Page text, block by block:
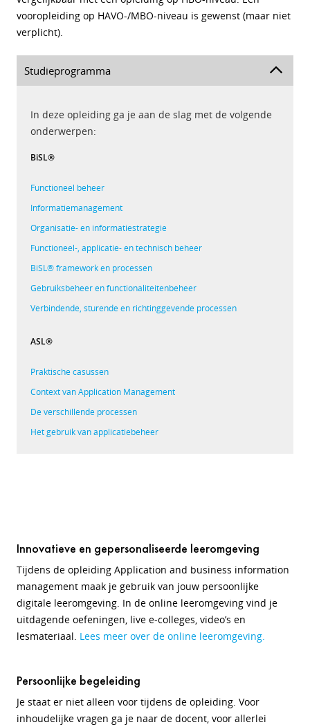
vooropleiding op HAVO-/MBO-niveau is gewenst (maar niet
verplicht).
Studieprogramma
In deze opleiding ga je aan de slag met de volgende
onderwerpen:
BiSL®
Functioneel beheer
Informatiemanagement
Organisatie- en informatiestrategie
Functioneel-, applicatie- en technisch beheer
BiSL® framework en processen
Gebruiksbeheer en functionaliteitenbeheer
Verbindende, sturende en richtinggevende processen
ASL®
Praktische casussen
Context van Application Management
De verschillende processen
Het gebruik van applicatiebeheer
Innovatieve en gepersonaliseerde leeromgeving
Tijdens de opleiding Application and business information
management maak je gebruik van jouw persoonlijke
digitale leeromgeving. In de online leeromgeving vind je
uitdagende oefeningen, live e-colleges, video’s en
lesmateriaal. Lees meer over de online leeromgeving.
Persoonlijke begeleiding
Je staat er niet alleen voor tijdens de opleiding. Voor
inhoudelijke vragen ga je naar de docent, voor allerlei